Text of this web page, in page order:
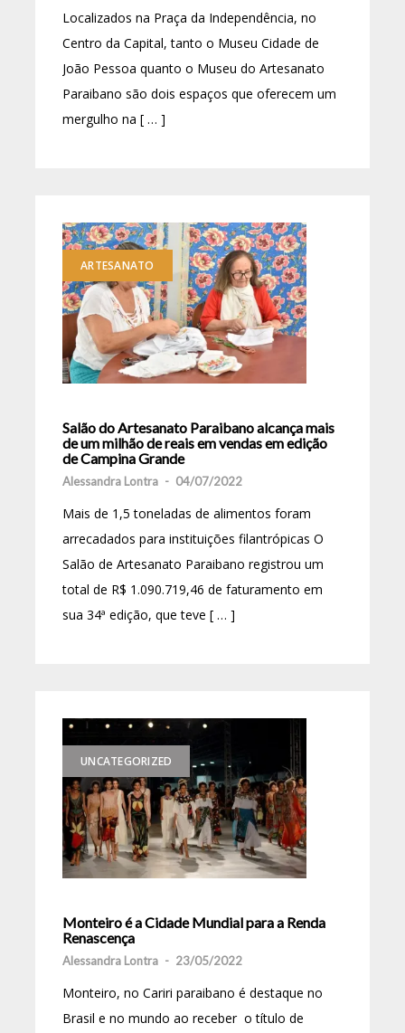
Localizados na Praça da Independência, no
Centro da Capital, tanto o Museu Cidade de
João Pessoa quanto o Museu do Artesanato
Paraibano são dois espaços que oferecem um
mergulho na [ … ]
ARTESANATO
Salão do Artesanato Paraibano alcança mais
de um milhão de reais em vendas em edição
de Campina Grande
Alessandra Lontra - 04/07/2022
Mais de 1,5 toneladas de alimentos foram
arrecadados para instituições filantrópicas O
Salão de Artesanato Paraibano registrou um
total de R$ 1.090.719,46 de faturamento em
sua 34ª edição, que teve [ … ]
UNCATEGORIZED
Monteiro é a Cidade Mundial para a Renda
Renascença
Alessandra Lontra - 23/05/2022
Monteiro, no Cariri paraibano é destaque no
Brasil e no mundo ao receber o título de